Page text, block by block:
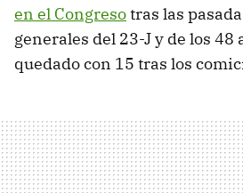
en el Congresotras las
generales del 23-J y de los 48
quedado con 15 tras los